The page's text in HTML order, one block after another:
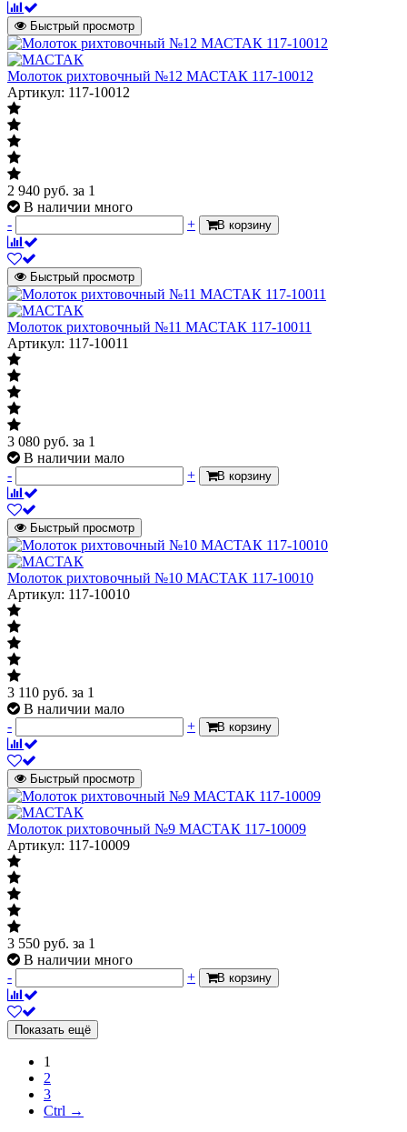
Быстрый просмотр
Молоток рихтовочный №12 МАСТАК 117-10012
Артикул: 117-10012
2 940 руб. за 1
В наличии много
-
+ В корзину
Быстрый просмотр
Молоток рихтовочный №11 МАСТАК 117-10011
Артикул: 117-10011
3 080 руб. за 1
В наличии мало
-
+ В корзину
Быстрый просмотр
Молоток рихтовочный №10 МАСТАК 117-10010
Артикул: 117-10010
3 110 руб. за 1
В наличии мало
-
+ В корзину
Быстрый просмотр
Молоток рихтовочный №9 МАСТАК 117-10009
Артикул: 117-10009
3 550 руб. за 1
В наличии много
-
+ В корзину
Показать ещё
1
2
3
Ctrl →